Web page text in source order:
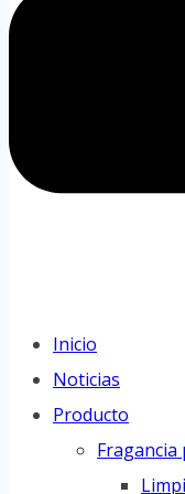
Inicio
Noticias
Producto